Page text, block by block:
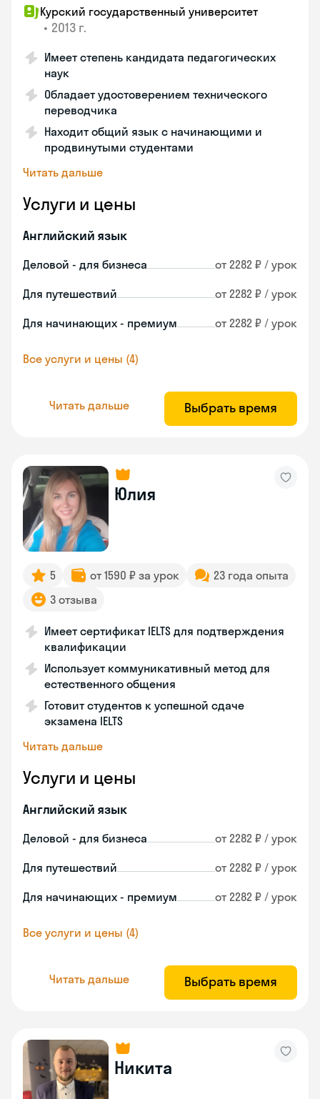
Курский государственный университет
• 2013 г.
Имеет степень кандидата педагогических
наук
Обладает удостоверением технического
переводчика
Находит общий язык с начинающими и
продвинутыми студентами
Читать дальше
Услуги и цены
Английский язык
Деловой - для бизнеса от 2282 ₽ / урок
Для путешествий от 2282 ₽ / урок
Для начинающих - премиум от 2282 ₽ / урок
Все услуги и цены (4)
Читать дальше Выбрать время
Юлия
5 от 1590 ₽ за урок
23 года опыта
3 отзыва
Имеет сертификат IELTS для подтверждения
квалификации
Использует коммуникативный метод для
естественного общения
Готовит студентов к успешной сдаче
экзамена IELTS
Читать дальше
Услуги и цены
Английский язык
Деловой - для бизнеса от 2282 ₽ / урок
Для путешествий от 2282 ₽ / урок
Для начинающих - премиум от 2282 ₽ / урок
Все услуги и цены (4)
Читать дальше Выбрать время
Никита